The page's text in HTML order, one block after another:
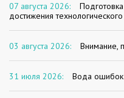
07 августа 2026:
достижения
03 августа 2026: Внимание,
31 июля 2026: Вода